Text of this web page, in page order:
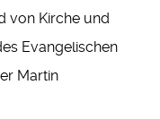
von Kirche und
Evangelischen
Martin